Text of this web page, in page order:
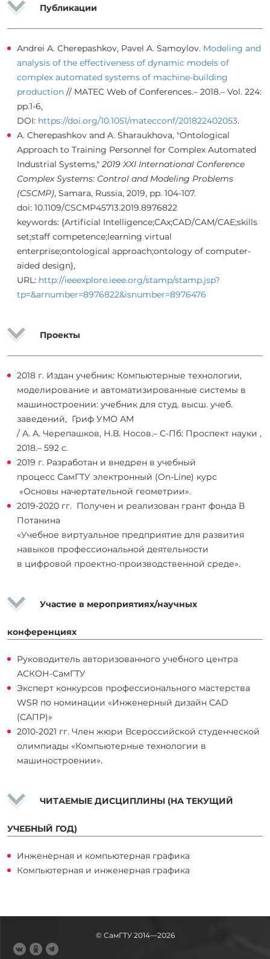
Публикации
Andrei A. Cherepashkov, Pavel A. Samoylov. Modeling and
analysis of the effectiveness of dynamic models of
complex automated systems of machine-building
production // MATEC Web of Conferences.– 2018.– Vol. 224:
pp.1-6,
DOI: https://doi.org/10.1051/matecconf/201822402053.
A. Cherepashkov and A. Sharaukhova, "Ontological
Approach to Training Personnel for Complex Automated
Industrial Systems," 2019 XXI International Conference
Complex Systems: Control and Modeling Problems
(CSCMP), Samara, Russia, 2019, pp. 104-107.
doi: 10.1109/CSCMP45713.2019.8976822
keywords: {Artificial Intelligence;CAx;CAD/CAM/CAE;skills
set;staff competence;learning virtual
enterprise;ontological approach;ontology of computer-
aided design},
URL: http://ieeexplore.ieee.org/stamp/stamp.jsp?
tp=&arnumber=8976822&isnumber=8976476
Проекты
2018 г. Издан учебник: Компьютерные технологии,
моделирование и автоматизированные системы в
машиностроении: учебник для студ. высш. учеб.
заведений, Гриф УМО АМ
/ А. А. Черепашков, Н.В. Носов.– С-Пб: Проспект науки ,
2018.– 592 с.
2019 г. Разработан и внедрен в учебный
процесс СамГТУ электронный (On-Line) курс
«Основы начертательной геометрии».
2019-2020 гг. Получен и реализован грант фонда В
Потанина
«Учебное виртуальное предприятие для развития
навыков профессиональной деятельности
в цифровой проектно-производственной среде».
Участие в мероприятиях/научных
конференциях
Руководитель авторизованного учебного центра
АСКОН-СамГТУ
Эксперт конкурсов профессионального мастерства
WSR по номинации «Инженерный дизайн CAD
(САПР)»
2010-2021 гг. Член жюри Всероссийской студенческой
олимпиады «Компьютерные технологии в
машиностроении».
ЧИТАЕМЫЕ ДИСЦИПЛИНЫ (НА ТЕКУЩИЙ
УЧЕБНЫЙ ГОД)
Инженерная и компьютерная графика
Компьютерная и инженерная графика
© СамГТУ 2014—2026